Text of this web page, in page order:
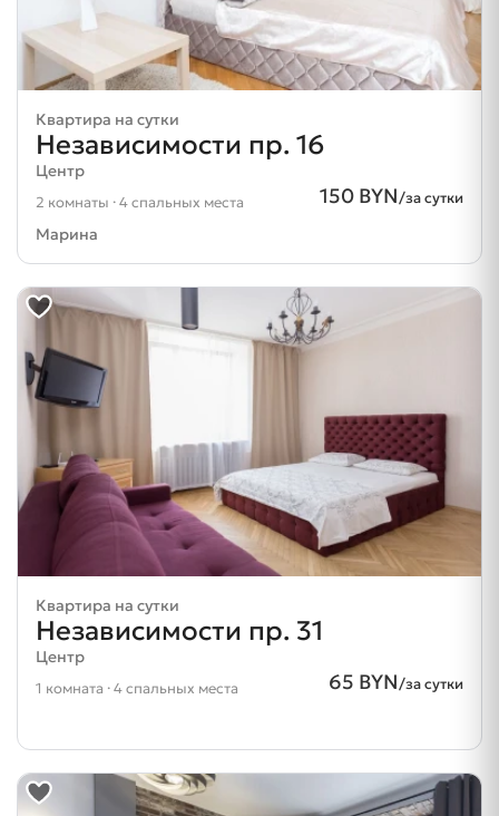
Квартира на сутки
Независимости пр. 16
Центр
150 BYN/за сутки
2 комнаты · 4 спальных места
Марина
Квартира на сутки
Независимости пр. 31
Центр
65 BYN/за сутки
1 комната · 4 спальных места